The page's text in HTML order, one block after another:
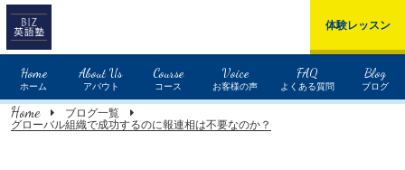
Home
ホーム
About Us
アバウト
Course
コース
Voice
お客様の声
FAQ
よくある質問
Blog
ブログ
体験レッスン
Home
ブログ一覧
グローバル組織で成功するのに報連相は不要なのか？